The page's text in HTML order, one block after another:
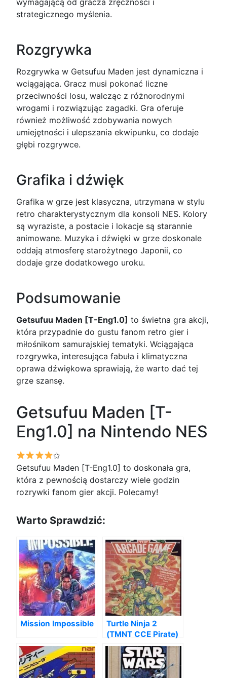
strategicznego myślenia.
Rozgrywka
Rozgrywka w Getsufuu Maden jest dynamiczna i
wciągająca. Gracz musi pokonać liczne
przeciwności losu, walcząc z różnorodnymi
wrogami i rozwiązując zagadki. Gra oferuje
również możliwość zdobywania nowych
umiejętności i ulepszania ekwipunku, co dodaje
głębi rozgrywce.
Grafika i dźwięk
Grafika w grze jest klasyczna, utrzymana w stylu
retro charakterystycznym dla konsoli NES. Kolory
są wyraziste, a postacie i lokacje są starannie
animowane. Muzyka i dźwięki w grze doskonale
oddają atmosferę starożytnego Japonii, co
dodaje grze dodatkowego uroku.
Podsumowanie
Getsufuu Maden [T-Eng1.0] to świetna gra akcji,
która przypadnie do gustu fanom retro gier i
miłośnikom samurajskiej tematyki. Wciągająca
rozgrywka, interesująca fabuła i klimatyczna
oprawa dźwiękowa sprawiają, że warto dać tej
grze szansę.
Getsufuu Maden [T-
Eng1.0] na Nintendo NES
✩
Getsufuu Maden [T-Eng1.0] to doskonała gra,
która z pewnością dostarczy wiele godzin
rozrywki fanom gier akcji. Polecamy!
Warto Sprawdzić:
Mission Impossible
Turtle Ninja 2
(TMNT CCE Pirate)